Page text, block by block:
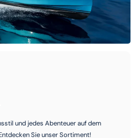
und jedes Abenteuer auf dem
Sie unser Sortiment!